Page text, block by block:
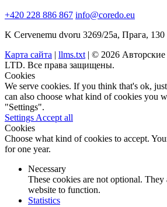
+420 228 886 867 info@coredo.eu
K Cervenemu dvoru 3269/25a, Прага,
Карта сайта | llms.txt | © 2026
LTD. Все права защищены.
Cookies
We serve cookies. If you think that's ok,
can also choose what kind of cookies you
"Settings".
Settings Accept all
Cookies
Choose what kind of cookies to accept.
for one year.
Necessary
These cookies are not optional. They
website to function.
Statistics